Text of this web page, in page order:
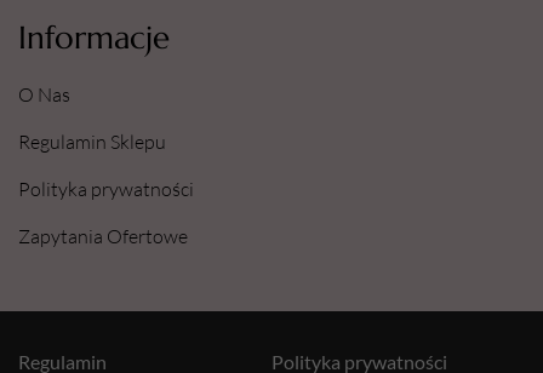
Informacje
O Nas
Regulamin Sklepu
Polityka prywatności
Zapytania Ofertowe
Polityka prywatności
Regulamin